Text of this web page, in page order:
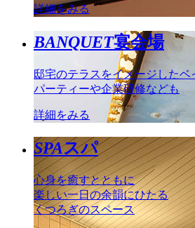
詳細をみる
BANQUET宴会場
邸宅のテラスをイメージしたベ
パーティーや企業研修なども
詳細をみる
SPAスパ
心身を癒すとともに
楽しい一日の余韻にひたる
くつろぎのスペース